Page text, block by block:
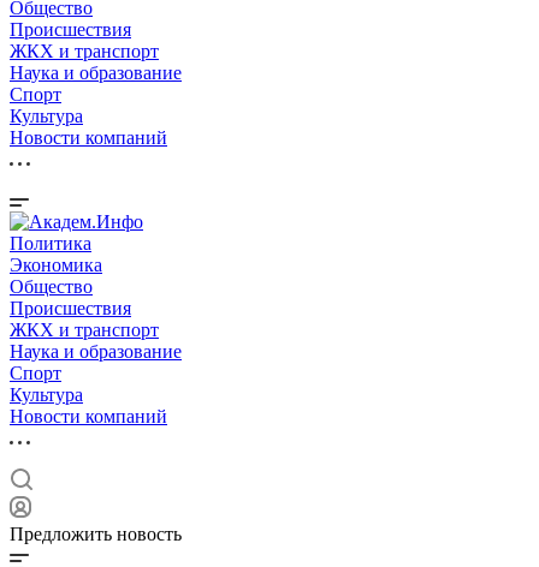
Общество
Происшествия
ЖКХ и транспорт
Наука и образование
Спорт
Культура
Новости компаний
Политика
Экономика
Общество
Происшествия
ЖКХ и транспорт
Наука и образование
Спорт
Культура
Новости компаний
Предложить новость